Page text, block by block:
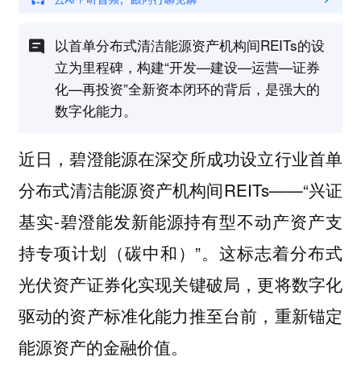
以首单分布式清洁能源资产机构间REITs的设
立为里程碑，构建“开发—建设—运营—证券
化—再投资”全新资本闭环的背后，是强大的
数字化能力。
近日，碧澄能源在深交所成功设立行业首单
分布式清洁能源资产机构间REITs——“兴证
基实-碧澄能发新能源持有型不动产资产支
持专项计划（碳中和）”。这标志着分布式
光伏资产证券化实现关键破局，更将数字化
驱动的资产标准化能力推至台前，重新锚定
能源资产的金融价值。